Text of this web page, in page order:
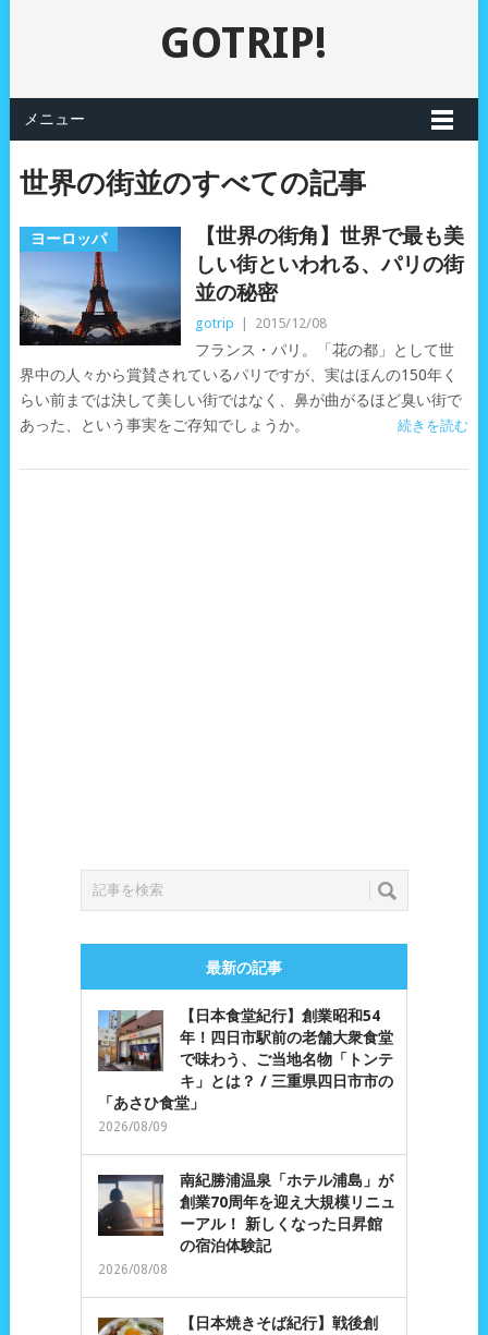
GOTRIP!
メニュー
世界の街並のすべての記事
ヨーロッパ
【世界の街角】世界で最も美
しい街といわれる、パリの街
並の秘密
gotrip 2015/12/08
フランス・パリ。「花の都」として世
界中の人々から賞賛されているパリですが、実はほんの150年く
らい前までは決して美しい街ではなく、鼻が曲がるほど臭い街で
あった、という事実をご存知でしょうか。
続きを読む
最新の記事
【日本食堂紀行】創業昭和54
年！四日市駅前の老舗大衆食堂
で味わう、ご当地名物「トンテ
キ」とは？ / 三重県四日市市の
「あさひ食堂」
2026/08/09
南紀勝浦温泉「ホテル浦島」が
創業70周年を迎え大規模リニュ
ーアル！ 新しくなった日昇館
の宿泊体験記
2026/08/08
【日本焼きそば紀行】戦後創